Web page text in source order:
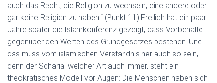
auch das Recht, die Religion zu wechseln, eine andere oder
gar keine Religion zu haben.“ (Punkt 11) Freilich hat ein paar
Jahre später die Islamkonferenz gezeigt, dass Vorbehalte
gegenüber den Werten des Grundgesetzes bestehen. Und
das muss vom islamischen Verständnis her auch so sein,
denn der Scharia, welcher Art auch immer, steht ein
theokratisches Modell vor Augen: Die Menschen haben sich